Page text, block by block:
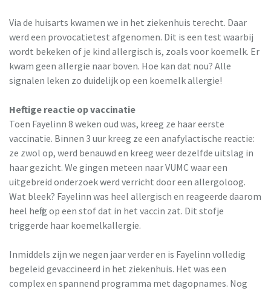
Via de huisarts kwamen we in het ziekenhuis terecht. Daar
werd een provocatietest afgenomen. Dit is een test waarbij
wordt bekeken of je kind allergisch is, zoals voor koemelk. Er
kwam geen allergie naar boven. Hoe kan dat nou? Alle
signalen leken zo duidelijk op een koemelk allergie!
Heftige reactie op vaccinatie
Toen Fayelinn 8 weken oud was, kreeg ze haar eerste
vaccinatie. Binnen 3 uur kreeg ze een anafylactische reactie:
ze zwol op, werd benauwd en kreeg weer dezelfde uitslag in
haar gezicht. We gingen meteen naar VUMC waar een
uitgebreid onderzoek werd verricht door een allergoloog.
Wat bleek? Fayelinn was heel allergisch en reageerde daarom
heel heftig op een stof dat in het vaccin zat. Dit stofje
triggerde haar koemelkallergie.
Inmiddels zijn we negen jaar verder en is Fayelinn volledig
begeleid gevaccineerd in het ziekenhuis. Het was een
complex en spannend programma met dagopnames. Nog